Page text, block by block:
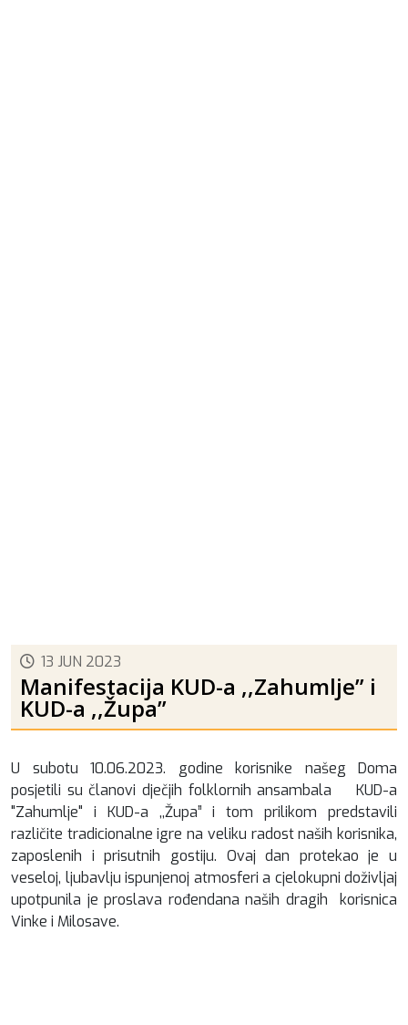
13 JUN 2023
Manifestacija KUD-a ,,Zahumlje” i
KUD-a ,,Župa”
U subotu 10.06.2023. godine korisnike našeg Doma
posjetili su članovi dječjih folklornih ansambala KUD-a
"Zahumlje" i KUD-a ,,Župa” i tom prilikom predstavili
različite tradicionalne igre na veliku radost naših korisnika,
zaposlenih i prisutnih gostiju. Ovaj dan protekao je u
veseloj, ljubavlju ispunjenoj atmosferi a cjelokupni doživljaj
upotpunila je proslava rođendana naših dragih korisnica
Vinke i Milosave.